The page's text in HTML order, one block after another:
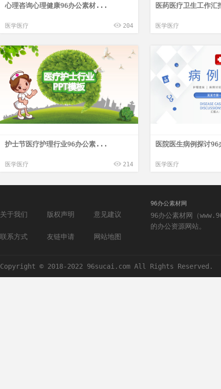
心理咨询心理健康96办公素材...
医学医疗 204
医药医疗卫生工作
医学医疗
护士节医疗护理行业96办公素...
医学医疗 214
医院医生病例探讨
医学医疗
关于我们 版权声明 意见建议
联系方式 友链申请 网站地图
96办公素材网
96办公素材网（
的办公资源网站。
Copyright © 2018-2022 96sucai.com All Rights Reserved.